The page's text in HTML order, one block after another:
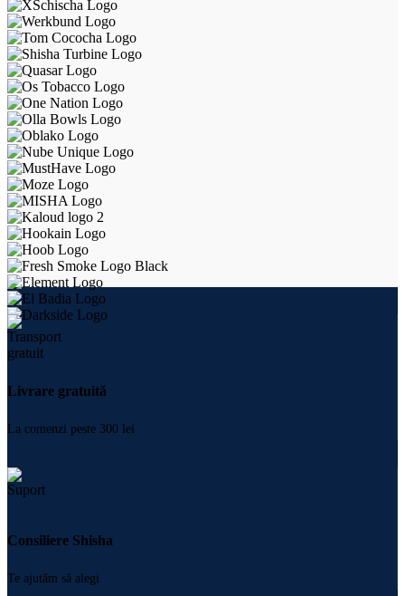
Livrare gratuită
La comenzi peste 300 lei
Consiliere Shisha
Te ajutăm să alegi